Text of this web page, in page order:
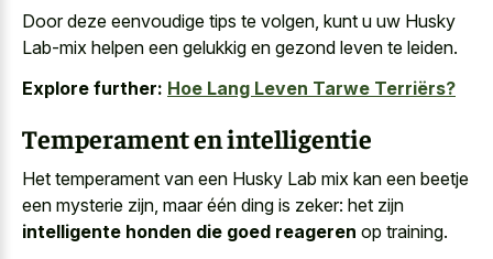
Door deze eenvoudige tips te volgen, kunt u uw Husky
Lab-mix helpen een gelukkig en gezond leven te leiden.
Explore further: Hoe Lang Leven Tarwe Terriërs?
Temperament en intelligentie
Het temperament van een Husky Lab mix kan een beetje
een mysterie zijn, maar één ding is zeker: het zijn
intelligente honden die goed reageren op training.